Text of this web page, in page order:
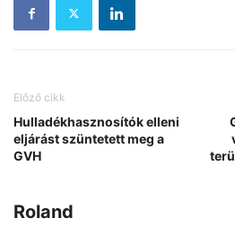
Előző cikk
Hulladékhasznosítók elleni
eljárást szüntetett meg a
GVH
Roland